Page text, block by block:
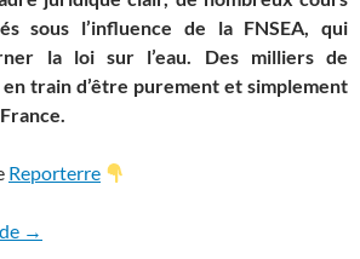
sous l’influence de la FNSEA, qui
la loi sur l’eau. Des milliers de
train d’être purement et simplement
Reporterre
Des milliers de cours d’eau sont rayés
→